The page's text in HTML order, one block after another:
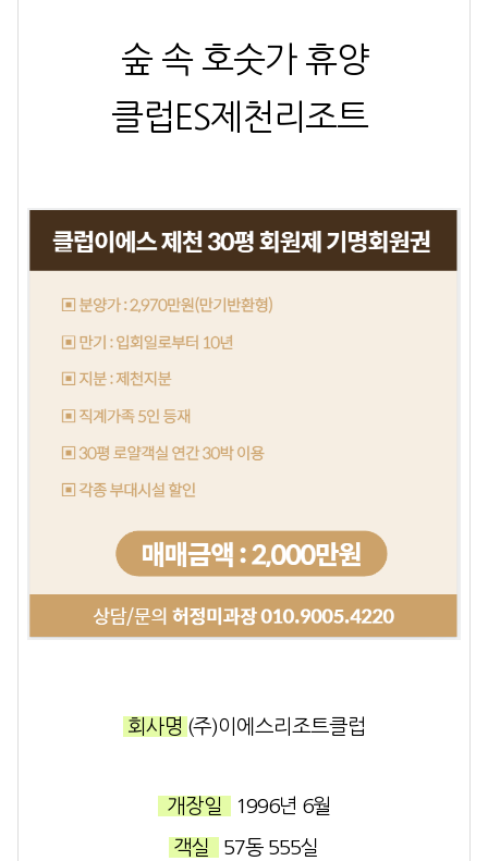
숲 속 호숫가 휴양
클럽ES제천리조트
회사명 (주)이에스리조트클럽
개장일
1996년 6월
객실
57동 555실